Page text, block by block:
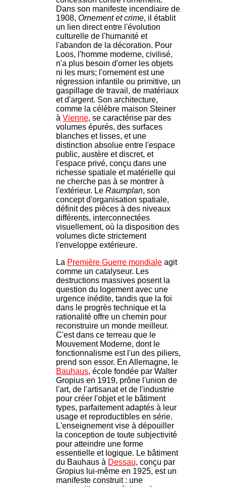
Dans son manifeste incendiaire de
1908, Ornement et crime, il établit
un lien direct entre l'évolution
culturelle de l'humanité et
l'abandon de la décoration. Pour
Loos, l'homme moderne, civilisé,
n'a plus besoin d'orner les objets
ni les murs; l'ornement est une
régression infantile ou primitive, un
gaspillage de travail, de matériaux
et d'argent. Son architecture,
comme la célèbre maison Steiner
à Vienne, se caractérise par des
volumes épurés, des surfaces
blanches et lisses, et une
distinction absolue entre l'espace
public, austère et discret, et
l'espace privé, conçu dans une
richesse spatiale et matérielle qui
ne cherche pas à se montrer à
l'extérieur. Le Raumplan, son
concept d'organisation spatiale,
définit des pièces à des niveaux
différents, interconnectées
visuellement, où la disposition des
volumes dicte strictement
l'enveloppe extérieure.
La Première Guerre mondiale agit
comme un catalyseur. Les
destructions massives posent la
question du logement avec une
urgence inédite, tandis que la foi
dans le progrès technique et la
rationalité offre un chemin pour
reconstruire un monde meilleur.
C'est dans ce terreau que le
Mouvement Moderne, dont le
fonctionnalisme est l'un des piliers,
prend son essor. En Allemagne, le
Bauhaus, école fondée par Walter
Gropius en 1919, prône l'union de
l'art, de l'artisanat et de l'industrie
pour créer l'objet et le bâtiment
types, parfaitement adaptés à leur
usage et reproductibles en série.
L'enseignement vise à dépouiller
la conception de toute subjectivité
pour atteindre une forme
essentielle et logique. Le bâtiment
du Bauhaus à Dessau, conçu par
Gropius lui-même en 1925, est un
manifeste construit : une